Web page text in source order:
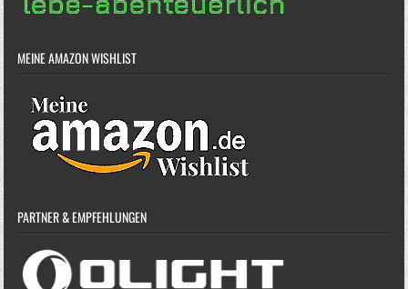
MEINE AMAZON WISHLIST
PARTNER & EMPFEHLUNGEN